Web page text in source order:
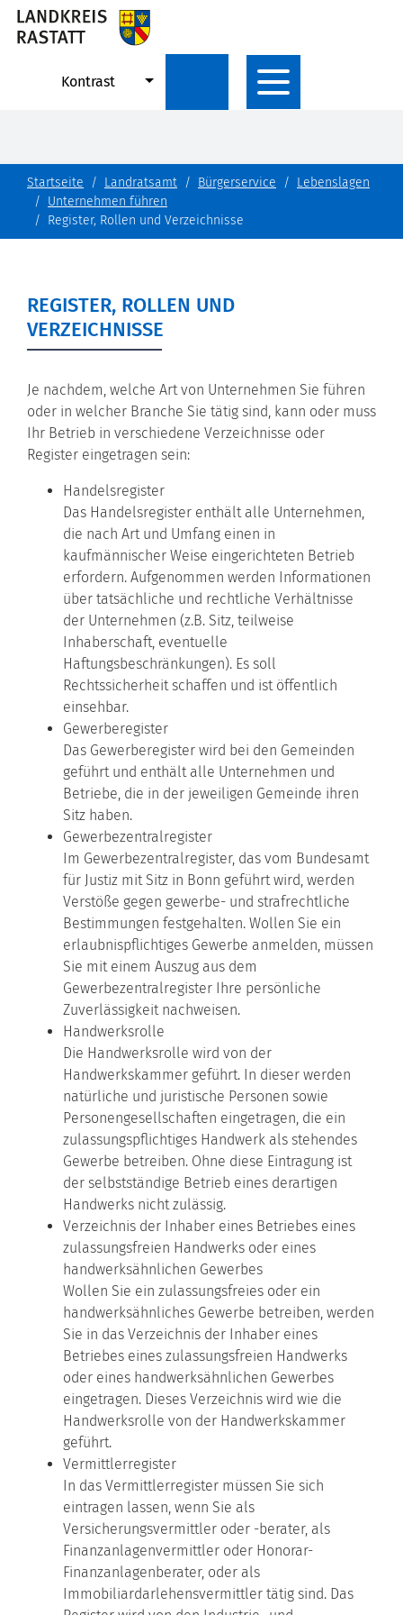
Kontrast
Startseite Landratsamt Bürgerservice
Lebenslagen
Unternehmen führen
Register, Rollen und Verzeichnisse
REGISTER, ROLLEN UND
VERZEICHNISSE
Je nachdem, welche Art von Unternehmen Sie führen
oder in welcher Branche Sie tätig sind, kann oder muss
Ihr Betrieb in verschiedene Verzeichnisse oder
Register eingetragen sein:
Handelsregister
Das Handelsregister enthält alle Unternehmen,
die nach Art und Umfang einen in
kaufmännischer Weise eingerichteten Betrieb
erfordern. Aufgenommen werden Informationen
über tatsächliche und rechtliche Verhältnisse
der Unternehmen (z.B. Sitz, teilweise
Inhaberschaft, eventuelle
Haftungsbeschränkungen). Es soll
Rechtssicherheit schaffen und ist öffentlich
einsehbar.
Gewerberegister
Das Gewerberegister wird bei den Gemeinden
geführt und enthält alle Unternehmen und
Betriebe, die in der jeweiligen Gemeinde ihren
Sitz haben.
Gewerbezentralregister
Im Gewerbezentralregister, das vom Bundesamt
für Justiz mit Sitz in Bonn geführt wird, werden
Verstöße gegen gewerbe- und strafrechtliche
Bestimmungen festgehalten. Wollen Sie ein
erlaubnispflichtiges Gewerbe anmelden, müssen
Sie mit einem Auszug aus dem
Gewerbezentralregister Ihre persönliche
Zuverlässigkeit nachweisen.
Handwerksrolle
Die Handwerksrolle wird von der
Handwerkskammer geführt. In dieser werden
natürliche und juristische Personen sowie
Personengesellschaften eingetragen, die ein
zulassungspflichtiges Handwerk als stehendes
Gewerbe betreiben. Ohne diese Eintragung ist
der selbstständige Betrieb eines derartigen
Handwerks nicht zulässig.
Verzeichnis der Inhaber eines Betriebes eines
zulassungsfreien Handwerks oder eines
handwerksähnlichen Gewerbes
Wollen Sie ein zulassungsfreies oder ein
handwerksähnliches Gewerbe betreiben, werden
Sie in das Verzeichnis der Inhaber eines
Betriebes eines zulassungsfreien Handwerks
oder eines handwerksähnlichen Gewerbes
eingetragen. Dieses Verzeichnis wird wie die
Handwerksrolle von der Handwerkskammer
geführt.
Vermittlerregister
In das Vermittlerregister müssen Sie sich
eintragen lassen, wenn Sie als
Versicherungsvermittler oder -berater, als
Finanzanlagenvermittler oder Honorar-
Finanzanlagenberater, oder als
Immobiliardarlehensvermittler tätig sind. Das